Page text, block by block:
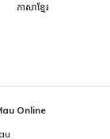
ភាសាខ្មែរ
Online